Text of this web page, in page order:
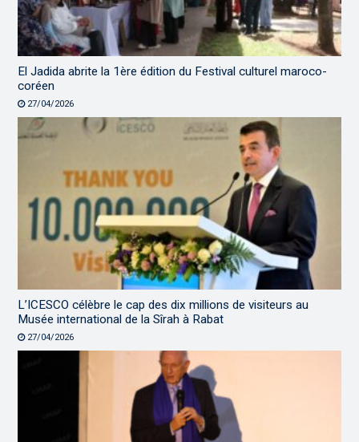
El Jadida abrite la 1ère édition du Festival culturel maroco-
coréen
27/04/2026
L’ICESCO célèbre le cap des dix millions de visiteurs au
Musée international de la Sîrah à Rabat
27/04/2026